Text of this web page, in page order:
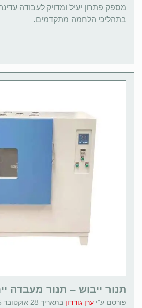
מספק פתרון יעיל ומדויק לעבודה
בתהליכי הלחמה מתקדמים.
תנור ייבוש – תנור מעבדה
פורסם ע"י ערן גורדון